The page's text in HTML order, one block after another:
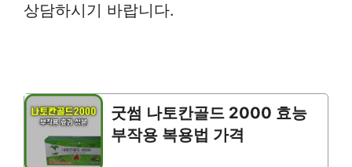
상담하시기 바랍니다.
굿썸 나토칸골드 2000 효능
부작용 복용법 가격